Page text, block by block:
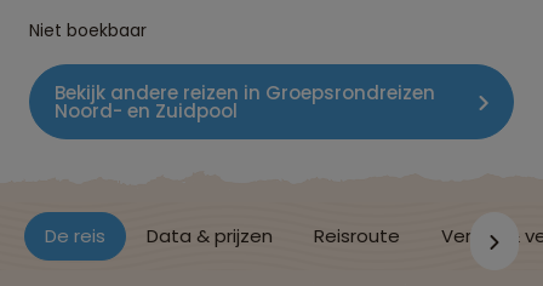
Niet boekbaar
Bekijk andere reizen in Groepsrondreizen
Noord- en Zuidpool
De reis Data & prijzen Reisroute Verblijf &